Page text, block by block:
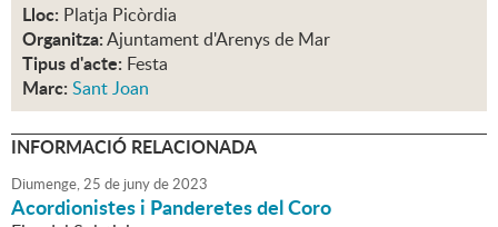
Lloc: Platja Picòrdia
Organitza:Ajuntament d'Arenys de Mar
Tipus d'acte: Festa
Marc: Sant Joan
INFORMACIÓ RELACIONADA
Diumenge,25 de junyde2023
Acordionistes i Panderetes del Coro